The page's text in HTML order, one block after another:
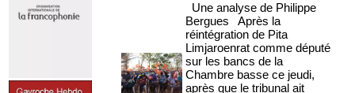
Une analyse de Philippe
Bergues Après la
réintégration de Pita
Limjaroenrat comme député
sur les bancs de la
Chambre basse ce jeudi,
après que le tribunal ait